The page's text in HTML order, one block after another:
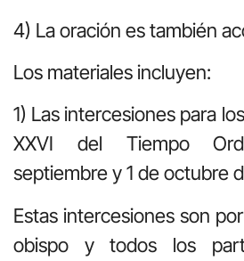
4) La oración es también
Los materiales incluyen:
1) Las intercesiones para
XXVI del Tiempo
septiembre y 1 de octubre
Estas intercesiones son
obispo y todos los